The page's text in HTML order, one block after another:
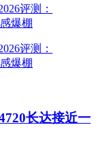
长达接近一